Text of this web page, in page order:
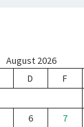
August 2026
D F
6 7